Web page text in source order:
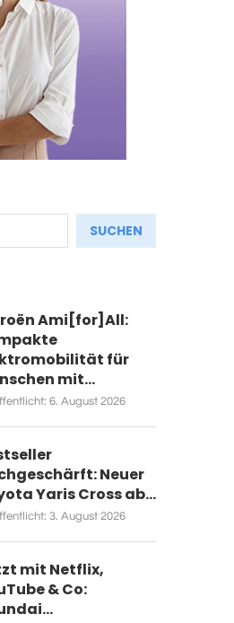
SUCHEN
Ami[for]All:
für
mit...
6. August 2026
Neuer
Yaris Cross ab...
3. August 2026
mit Netflix,
& Co: